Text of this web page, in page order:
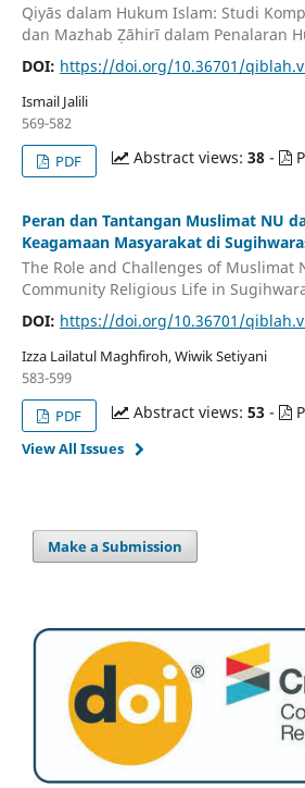
Qiyās dalam Hukum Islam: Studi
dan Mazhab Ẓāhirī dalam Penalaran
DOI: https://doi.org/10.36701/
Ismail Jalili
569-582
PDF
Abstract views:38 -
Peran dan Tantangan Muslimat NU
Keagamaan Masyarakat di
The Role and Challenges of Muslimat
Community Religious Life in
DOI: https://doi.org/10.36701/
Izza Lailatul Maghfiroh, Wiwik Setiyani
583-599
PDF
Abstract views:53 -
View All Issues
Make a Submission